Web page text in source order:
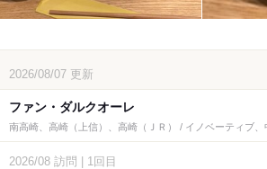
2026/08/07 更新
ファン・ダルクオーレ
南高崎、高崎（上信）、高崎（ＪＲ） / イノベーティブ
2026/08 訪問 | 1回目